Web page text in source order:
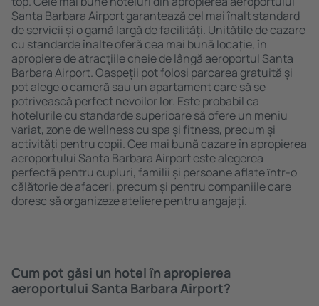
Santa Barbara Airport garantează cel mai înalt standard
de servicii și o gamă largă de facilități. Unitățile de cazare
cu standarde înalte oferă cea mai bună locație, în
apropiere de atracţiile cheie de lângă aeroportul Santa
Barbara Airport. Oaspeții pot folosi parcarea gratuită și
pot alege o cameră sau un apartament care să se
potrivească perfect nevoilor lor. Este probabil ca
hotelurile cu standarde superioare să ofere un meniu
variat, zone de wellness cu spa și fitness, precum și
activități pentru copii. Cea mai bună cazare în apropierea
aeroportului Santa Barbara Airport este alegerea
perfectă pentru cupluri, familii și persoane aflate ȋntr-o
călătorie de afaceri, precum și pentru companiile care
doresc să organizeze ateliere pentru angajați.
Cum pot găsi un hotel în apropierea
aeroportului Santa Barbara Airport?